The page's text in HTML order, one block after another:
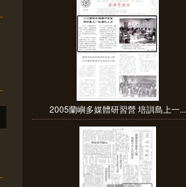
2005蘭嶼多媒體研習營 培訓島上一...